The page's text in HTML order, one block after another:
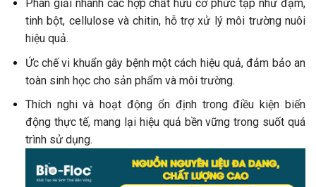
Phân giải nhanh các hợp chất hữu cơ phức tạp như đạm,
tinh bột, cellulose và chitin, hỗ trợ xử lý môi trường nuôi
hiệu quả.
Ức chế vi khuẩn gây bệnh một cách hiệu quả, đảm bảo an
toàn sinh học cho sản phẩm và môi trường.
Thích nghi và hoạt động ổn định trong điều kiện biến
động thực tế, mang lại hiệu quả bền vững trong suốt quá
trình sử dụng.